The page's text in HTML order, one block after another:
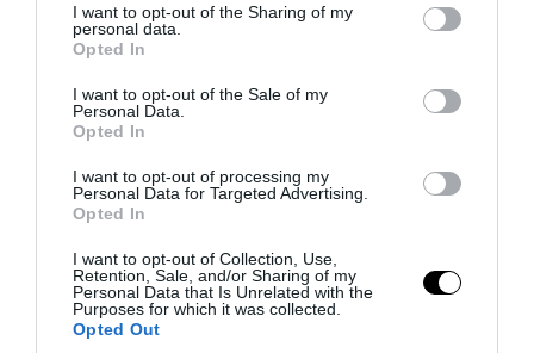
not limited to your visit or usage behaviour. You may click to
grant or deny consent to Google and its third-party tags to
use your data for below specified purposes in below Google
consent section.
I want to opt-out of the Sharing of my
personal data.
Opted In
I want to opt-out of the Sale of my
Personal Data.
Opted In
I want to opt-out of processing my
Personal Data for Targeted Advertising.
Opted In
I want to opt-out of Collection, Use,
Retention, Sale, and/or Sharing of my
Personal Data that Is Unrelated with the
Purposes for which it was collected.
Opted Out
08.08.2026 | 13:36